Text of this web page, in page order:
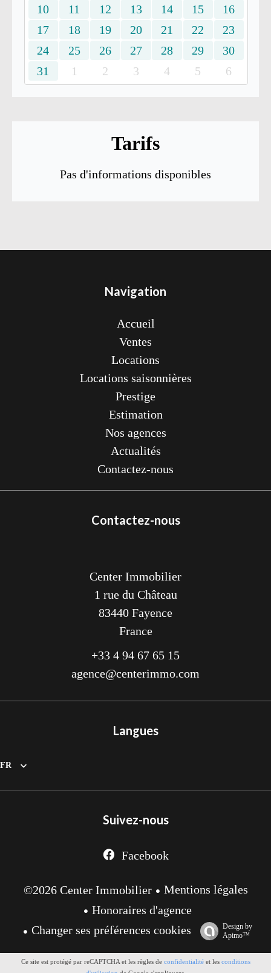
10
11 12 13 14 15
16
17
18 19 20 21 22
23
24
25 26 27 28 29
30
31
1 2 3 4 5 6
Tarifs
Pas d'informations disponibles
Navigation
Accueil
Ventes
Locations
Locations saisonnières
Prestige
Estimation
Nos agences
Actualités
Contactez-nous
Contactez-nous
Center Immobilier
1 rue du Château
83440 Fayence
France
+33 4 94 67 65 15
agence@centerimmo.com
Langues
FR
Suivez-nous
Facebook
©2026 Center Immobilier
Mentions légales
Honoraires d'agence
Changer ses préférences cookies
Design by
Apimo™
Ce site est protégé par reCAPTCHA et les règles de confidentialitéet les conditions